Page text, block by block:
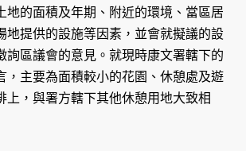
地的面積及年期、附近的環境、當區居
地提供的設施等因素，並會就擬議的設
詢區議會的意見。就現時康文署轄下的
，主要為面積較小的花園、休憩處及遊
上，與署方轄下其他休憩用地大致相